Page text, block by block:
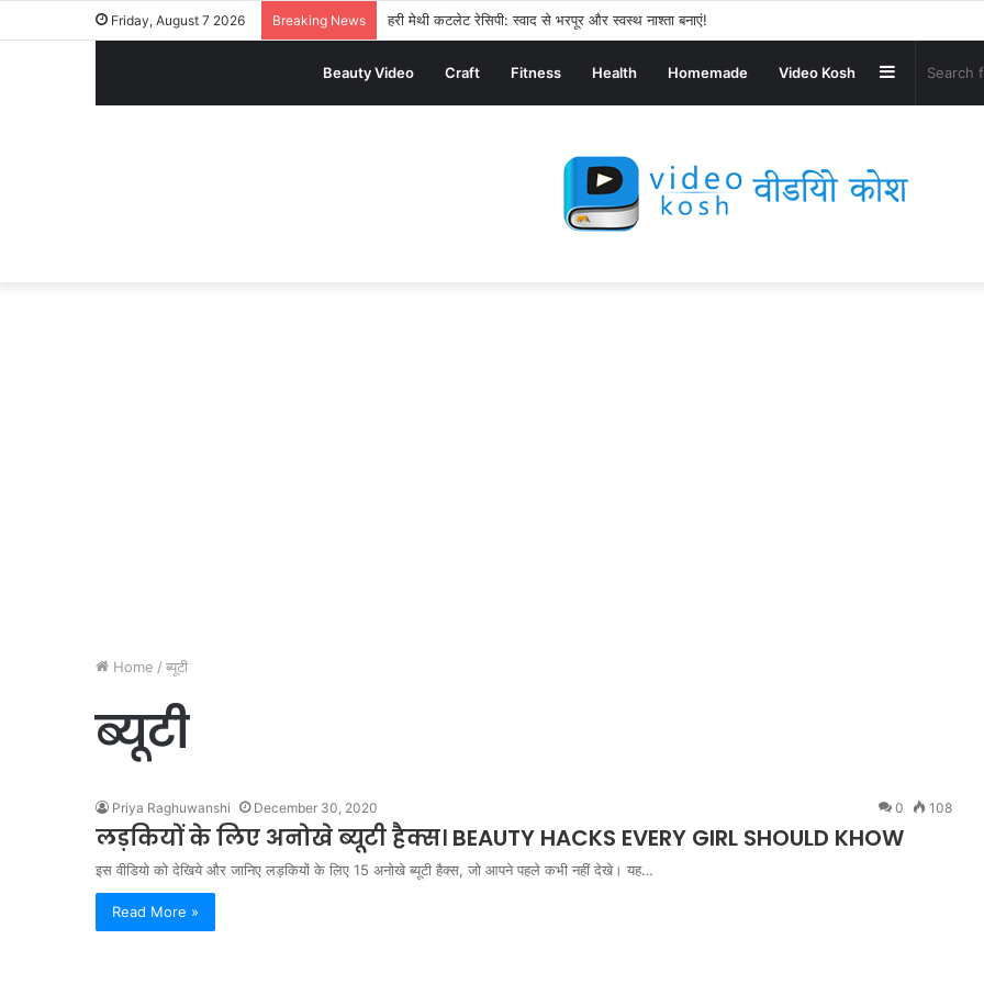
Friday, August 7 2026 Breaking News हरी मेथी कटलेट रेसिपी: स्वाद से भरपूर और स्वस्थ नाश्ता बनाएं!
Beauty Video Craft Fitness Health Homemade Video Kosh Sidebar
Home / ब्यूटी
ब्यूटी
Priya Raghuwanshi December 30, 2020 0 108
लड़कियों के लिए अनोखे ब्यूटी हैक्स। BEAUTY HACKS EVERY GIRL SHOULD KHOW
इस वीडियो को देखिये और जानिए लड़कियों के लिए 15 अनोखे ब्यूटी हैक्स, जो आपने पहले कभी नहीं देखे। यह…
Read More »